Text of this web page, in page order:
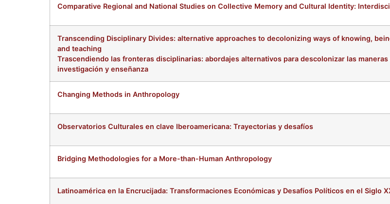
Comparative Regional and National Studies on Collective Memory and Cultural Identity:
Transcending Disciplinary Divides: alternative approaches to decolonizing ways of knowing,
and teaching
Trascendiendo las fronteras disciplinarias: abordajes alternativos para descolonizar las
investigación y enseñanza
Changing Methods in Anthropology
Observatorios Culturales en clave Iberoamericana: Trayectorias y desafíos
Bridging Methodologies for a More-than-Human Anthropology
Latinoamérica en la Encrucijada: Transformaciones Económicas y Desafíos Políticos en el Siglo